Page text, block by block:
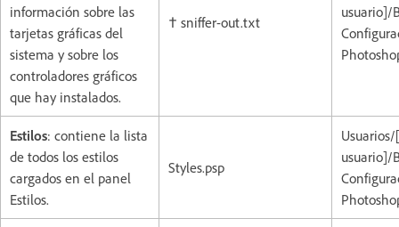
información sobre las
tarjetas gráficas del
sistema y sobre los
controladores gráficos
que hay instalados.
† sniffer-out.txt
usuario]/
Estilos: contiene la lista
de todos los estilos
cargados en el panel
Estilos.
Styles.psp
usuario]/